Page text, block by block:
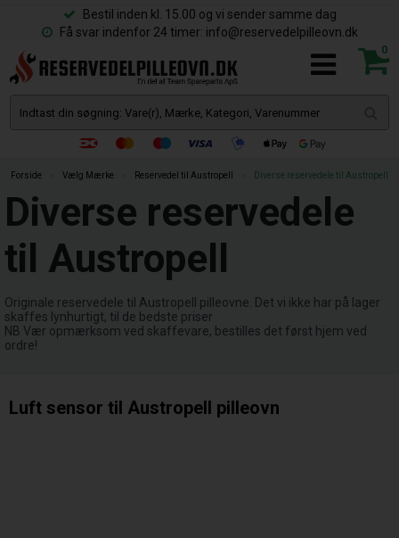
Bestil inden kl. 15.00 og vi sender samme dag
Få svar indenfor 24 timer: info@reservedelpilleovn.dk
0
Forside Vælg Mærke Reservedel til Austropell Diverse reservedele til Austropell
Diverse reservedele
til Austropell
Originale reservedele til Austropell pilleovne. Det vi ikke har på lager
skaffes lynhurtigt, til de bedste priser
NB Vær opmærksom ved skaffevare, bestilles det først hjem ved
ordre!
Luft sensor til Austropell pilleovn